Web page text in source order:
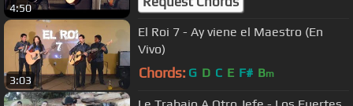
4:50
3:03
El Roi 7 - Ay viene el Maestro (En
Vivo)
Chords: G D C E F# Bm